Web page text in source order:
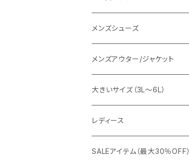
URBAN SQUARE
EDWIN
snow peak
G-stage
TETEHOMME
スラックス
ワイシャツ
シューズ
フォーマル
Tシャツ/ポロシャツ
シャツ/ポロシャツ
パーカー/スウェット
ニット
デニムパンツ
イージーパンツ
スラックス
メンズシューズ
メンズアウター/ジャケット
ジャケット
カジュアルジャケット
ビジネスジャケット
ブルゾン
コート
大きいサイズ（3L～6L）
ビジネス
セットアップ
カジュアル
レディース
アウター
SALEアイテム（最大30％OFF）